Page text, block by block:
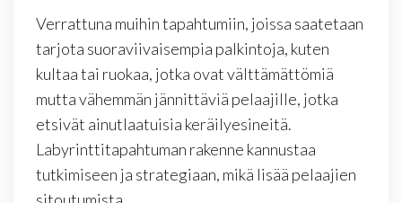
Verrattuna muihin tapahtumiin, joissa saatetaan
tarjota suoraviivaisempia palkintoja, kuten
kultaa tai ruokaa, jotka ovat välttämättömiä
mutta vähemmän jännittäviä pelaajille, jotka
etsivät ainutlaatuisia keräilyesineitä.
Labyrinttitapahtuman rakenne kannustaa
tutkimiseen ja strategiaan, mikä lisää pelaajien